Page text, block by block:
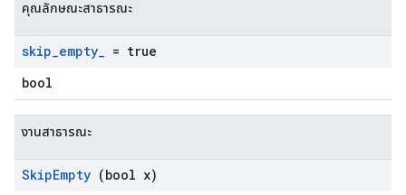
คุณลักษณะสาธารณะ
skip_empty_ = true
bool
งานสาธารณะ
SkipEmpty (bool x)